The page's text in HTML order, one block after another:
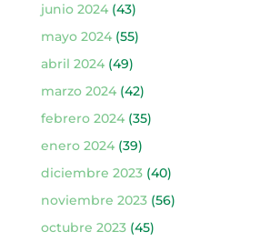
junio 2024(43)
mayo 2024(55)
abril 2024(49)
marzo 2024(42)
febrero 2024(35)
enero 2024(39)
diciembre 2023(40)
noviembre 2023(56)
octubre 2023(45)